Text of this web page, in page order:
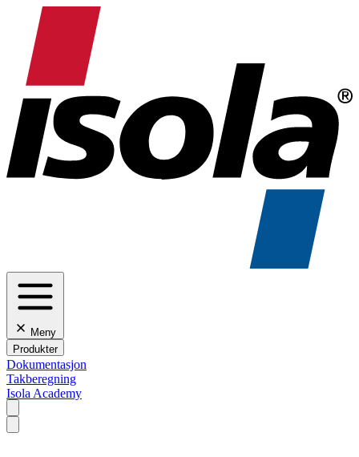
Meny
Produkter
Dokumentasjon
Takberegning
Isola Academy